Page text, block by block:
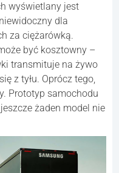
wyświetlany jest
dla
za ciężarówką.
być kosztowny –
transmituje na żywo
z tyłu. Oprócz tego,
Prototyp samochodu
żaden model nie